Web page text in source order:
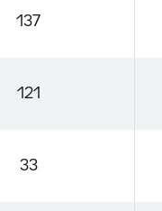
137
121
33